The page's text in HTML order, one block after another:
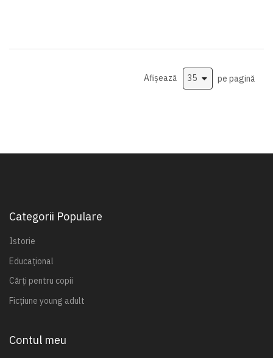
Afișează pe pagină
Categorii Populare
Istorie
Educațional
Cărți pentru copii
Ficțiune young adult
Contul meu